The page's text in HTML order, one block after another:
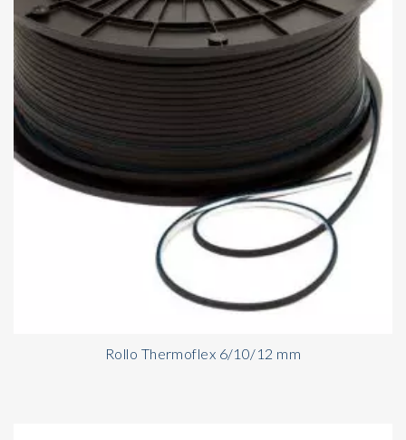
Rollo Thermoflex 6/10/12 mm